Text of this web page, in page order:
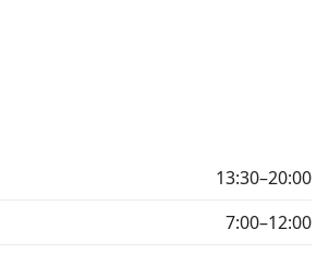
13:30–20:00
7:00–12:00